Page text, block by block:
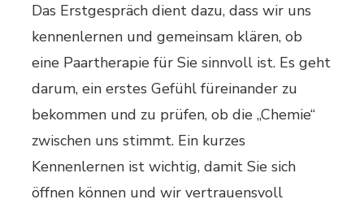
Das Erstgespräch dient dazu, dass wir uns
kennenlernen und gemeinsam klären, ob
eine Paartherapie für Sie sinnvoll ist. Es geht
darum, ein erstes Gefühl füreinander zu
bekommen und zu prüfen, ob die „Chemie“
zwischen uns stimmt. Ein kurzes
Kennenlernen ist wichtig, damit Sie sich
öffnen können und wir vertrauensvoll